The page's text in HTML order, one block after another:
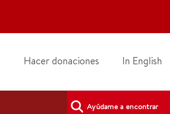
Hacer donaciones In English
Ayúdame a encontrar